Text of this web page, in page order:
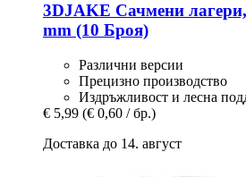
3DJAKE Сачмени
mm (10 Броя)
Различни версии
Прецизно производство
Издръжливост и лесна
€ 5,99 (€ 0,60 / бр.)
Доставка до 14. август